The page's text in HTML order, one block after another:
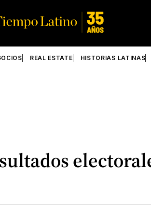
REAL ESTATE HISTORIAS LATINAS